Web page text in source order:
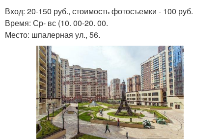
Вход: 20-150 руб., стоимость фотосъемки - 100 руб.
Время: Ср- вс (10. 00-20. 00.
Место: шпалерная ул., 56.